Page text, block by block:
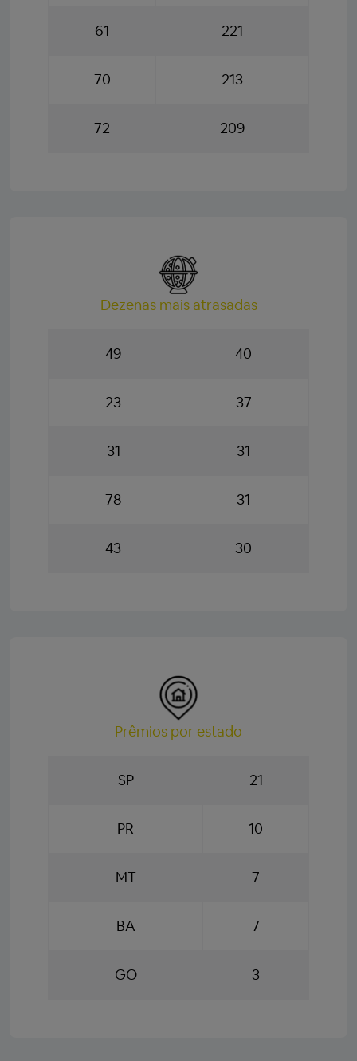
61 221
70 213
72 209
Dezenas mais atrasadas
49 40
23 37
31 31
78 31
43 30
Prêmios por estado
SP 21
PR 10
MT 7
BA 7
GO 3